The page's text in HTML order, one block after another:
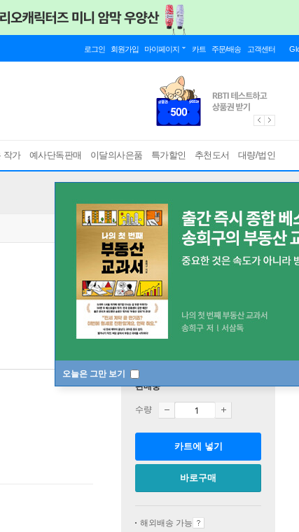
로그인 회원가입 마이페이지 카트 주문/배송 고객센터
작가 예사단독판매 이달의사은품 특가할인 추천도서 대량/법인
오늘은 그만 보기
판매중
수량
카트에 넣기
바로구매
해외배송 가능